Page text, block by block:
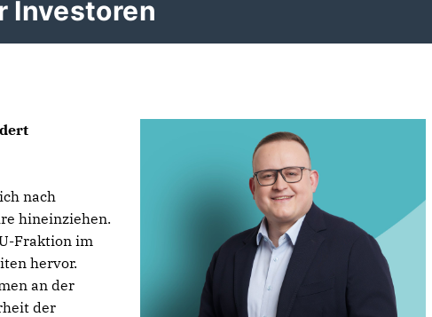
Investoren
nach
hineinziehen.
Fraktion im
hervor.
an der
der